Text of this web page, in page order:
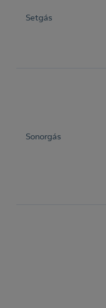
Setgás
Sonorgás